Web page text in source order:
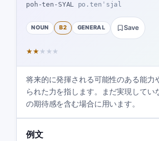
poh-ten-SYAL po.tenˈsjal
NOUN B2 GENERAL Save
★★ ★ ★ ★
将来的に発揮される可能性のある能力
られた力を指します。まだ実現してい
の期待感を含む場合に用います。
例文